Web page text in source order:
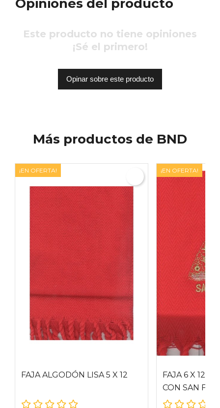
Opiniones del producto
Este producto no tiene opiniones
¡Sé el primero!
Opinar sobre este producto
Más productos de BND
FAJA ALGODÓN LISA 5 X 12
¡EN OFERTA!
FAJA 6 X 12
CON SAN
¡EN OFERTA!